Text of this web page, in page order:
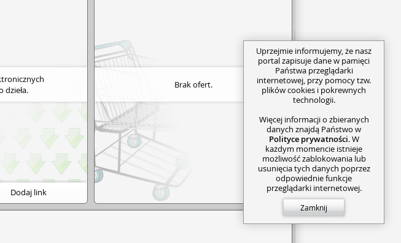
dzieła.
Dodaj link
Brak ofert.
Uprzejmie informujemy, że nasz
portal zapisuje dane w pamięci
Państwa przeglądarki
internetowej, przy pomocy tzw.
plików cookies i pokrewnych
technologii.
Więcej informacji o zbieranych
danych znajdą Państwo w
Polityce prywatności. W
każdym momencie istnieje
możliwość zablokowania lub
usunięcia tych danych poprzez
odpowiednie funkcje
przeglądarki internetowej.
Zamknij